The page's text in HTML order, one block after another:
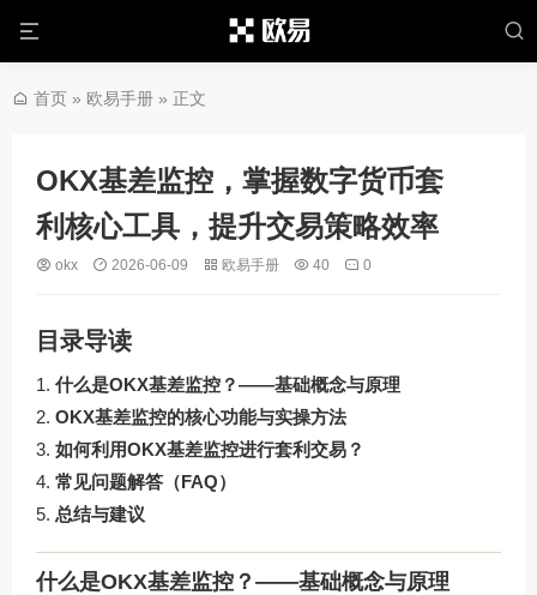
首页 » 欧易手册 » 正文
OKX基差监控，掌握数字货币套
利核心工具，提升交易策略效率
okx 2026-06-09 欧易手册 40 0
目录导读
什么是OKX基差监控？——基础概念与原理
OKX基差监控的核心功能与实操方法
如何利用OKX基差监控进行套利交易？
常见问题解答（FAQ）
总结与建议
什么是OKX基差监控？——基础概念与原理